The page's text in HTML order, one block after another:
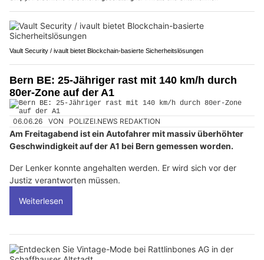
Vault Security / ivault bietet Blockchain-basierte Sicherheitslösungen
Bern BE: 25-Jähriger rast mit 140 km/h durch
80er-Zone auf der A1
06.06.26 VON POLIZEI.NEWS REDAKTION
Am Freitagabend ist ein Autofahrer mit massiv überhöhter
Geschwindigkeit auf der A1 bei Bern gemessen worden.
Der Lenker konnte angehalten werden. Er wird sich vor der
Justiz verantworten müssen.
Weiterlesen